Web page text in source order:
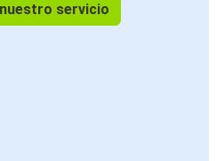
servicio